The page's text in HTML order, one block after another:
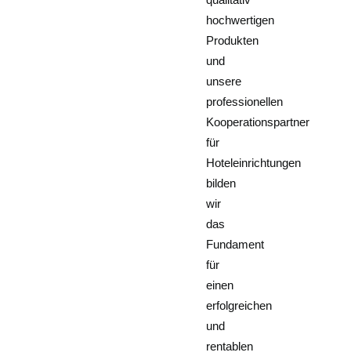
hochwertigen
Produkten
und
unsere
professionellen
Kooperationspartner
für
Hoteleinrichtungen
bilden
wir
das
Fundament
für
einen
erfolgreichen
und
rentablen